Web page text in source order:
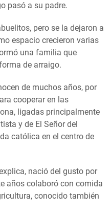
pasó a su padre.
pero se la dejaron a
espacio crecieron varias
una familia que
de arraigo.
de muchos años, por
cooperar en las
ligadas principalmente
y de El Señor del
católica en el centro de
nació del gusto por
años colaboró con comida
conocido también